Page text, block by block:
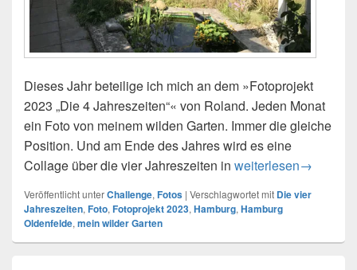
Dieses Jahr beteilige ich mich an dem »Fotoprojekt
2023 „Die 4 Jahreszeiten“« von Roland. Jeden Monat
ein Foto von meinem wilden Garten. Immer die gleiche
Position. Und am Ende des Jahres wird es eine
Collage über die vier Jahreszeiten in Fotoprojekt 2023 –
weiterlesen→
Veröffentlicht unterChallenge, Fotos | Verschlagwortet mit Die vier
Jahreszeiten, Foto, Fotoprojekt 2023, Hamburg, Hamburg
Oldenfelde, mein wilder Garten